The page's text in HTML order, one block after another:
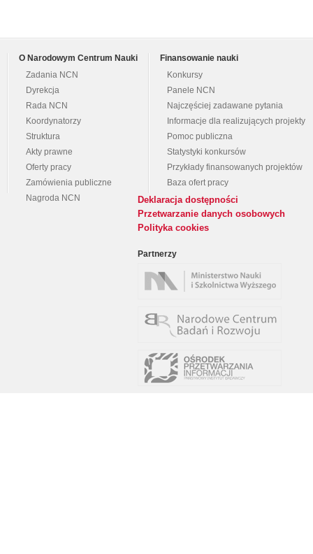
O Narodowym Centrum Nauki
Zadania NCN
Dyrekcja
Rada NCN
Koordynatorzy
Struktura
Akty prawne
Oferty pracy
Zamówienia publiczne
Nagroda NCN
Finansowanie nauki
Konkursy
Panele NCN
Najczęściej zadawane pytania
Informacje dla realizujących projekty
Pomoc publiczna
Statystyki konkursów
Przykłady finansowanych projektów
Baza ofert pracy
Deklaracja dostępności
Przetwarzanie danych osobowych
Polityka cookies
Partnerzy